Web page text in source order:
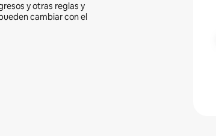
y otras reglas y
cambiar con el